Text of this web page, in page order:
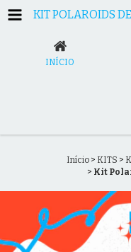
KIT POLAROIDS
INÍCIO
Início > KITS >
> Kit